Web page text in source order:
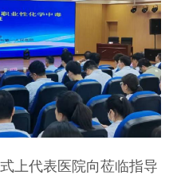
上代表医院向莅临指导